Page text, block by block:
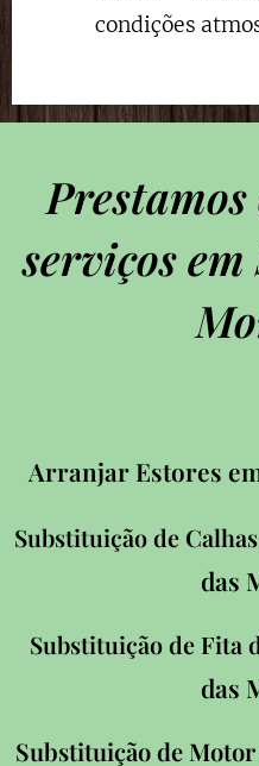
condições
Prestamos
serviços
Arranjar Estores
Substituição de
das
Substituição de Fita
das
Substituição de